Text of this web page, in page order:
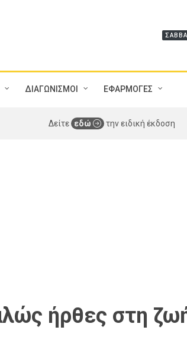
ΔΙΑΓΩΝΙΣΜΟΙ ΕΦΑΡΜΟΓΕΣ
Δείτε εδώ την ειδική έκδοση
ήρθες στη